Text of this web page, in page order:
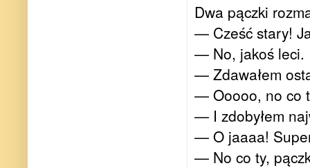
Dwa pączki
— Cześć stary!
— No, jakoś leci.
— Zdawałem
— Ooooo, no co
— I zdobyłem
— O jaaaa!
— No co ty,